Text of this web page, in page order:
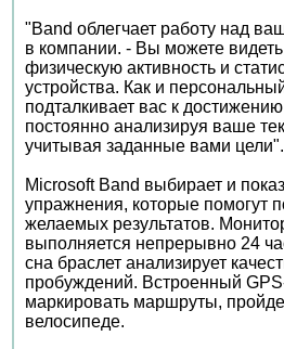
"Band облегчает работу над
в компании. - Вы можете
физическую активность и
устройства. Как и
подталкивает вас к
постоянно анализируя ваше
учитывая заданные вами цели".
Microsoft Band выбирает и
упражнения, которые помогут
желаемых результатов.
выполняется непрерывно 24
сна браслет анализирует
пробуждений. Встроенный
маркировать маршруты,
велосипеде.